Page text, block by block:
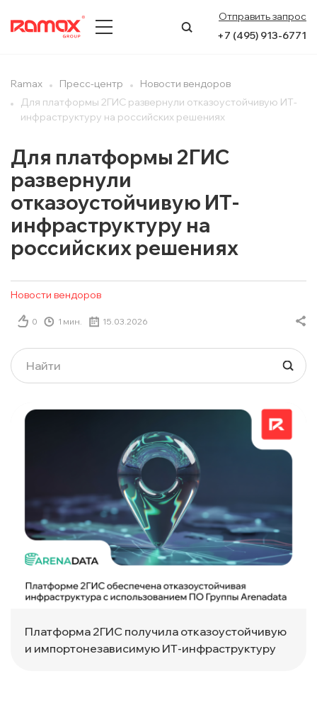
Отправить запрос
+7 (495) 913-6771
ПРЕСС-ЦЕНТР
УСЛУГИ
КЕЙСЫ
КОНТАКТЫ
Ramax Пресс-центр
Новости вендоров
Для платформы 2ГИС развернули отказоустойчивую ИТ-
инфраструктуру на российских решениях
Для платформы 2ГИС
развернули
отказоустойчивую ИТ-
инфраструктуру на
российских решениях
Новости вендоров
0 1 мин. 15.03.2026
Платформа 2ГИС получила отказоустойчивую
и импортонезависимую ИТ-инфраструктуру